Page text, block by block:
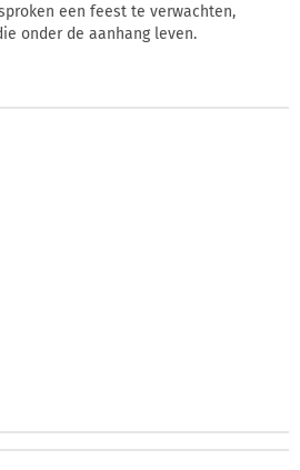
een feest te verwachten,
onder de aanhang leven.